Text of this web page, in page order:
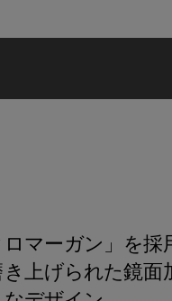
マーガン」を採
上げられた鏡面